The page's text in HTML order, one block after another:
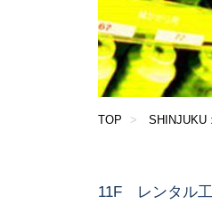
TOP SHINJUKU
11F レンタル